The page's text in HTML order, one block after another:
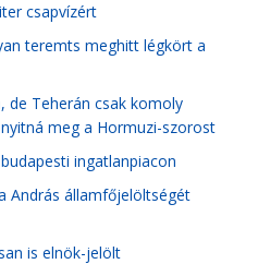
csapvízért
teremts meghitt légkört a
de Teherán csak komoly
meg a Hormuzi-szorost
ingatlanpiacon
András államfőjelöltségét
is elnök-jelölt